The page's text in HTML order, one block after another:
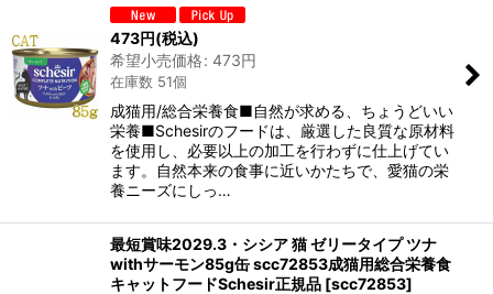
473円(税込)
希望小売価格: 473円
在庫数 51個
成猫用/総合栄養食■自然が求める、ちょうどいい
栄養■Schesirのフードは、厳選した良質な原材料
を使用し、必要以上の加工を行わずに仕上げてい
ます。自然本来の食事に近いかたちで、愛猫の栄
養ニーズにしっ…
最短賞味2029.3・シシア 猫 ゼリータイプ ツナ
withサーモン85g缶 scc72853成猫用総合栄養食
キャットフードSchesir正規品 [scc72853]